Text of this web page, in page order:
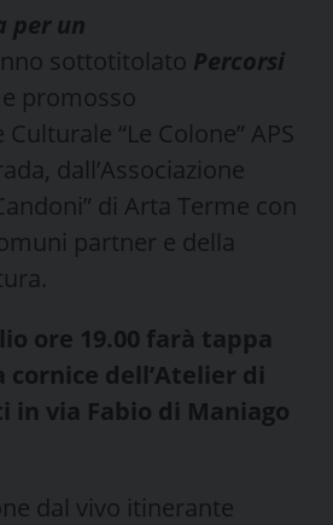
per un
sottotitolato Percorsi
promosso
Culturale “Le Colone” APS
dall’Associazione
di Arta Terme con
partner e della
ore 19.00 farà tappa
dell’Atelier di
in via Fabio di Maniago
dal vivo itinerante